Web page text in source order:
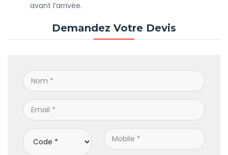
avant l’arrivée.
Demandez Votre Devis